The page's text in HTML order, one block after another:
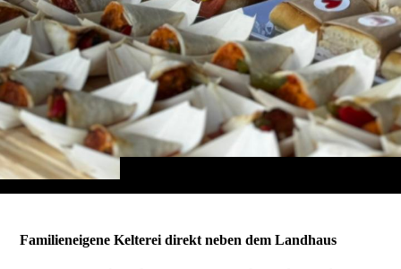
Familieneigene Kelterei direkt neben dem Landhaus